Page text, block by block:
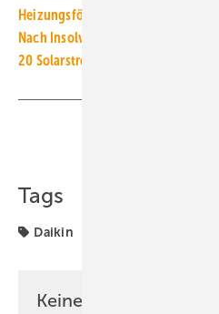
Heizungs­för­derung:
Nach Insolvenz: BWT übernimmt
20 Solarstromspeicher von 14
Tags
Daikin
Keine Zeit? Kein